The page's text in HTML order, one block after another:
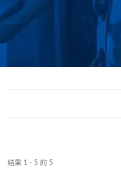
结果 1 - 5 的 5